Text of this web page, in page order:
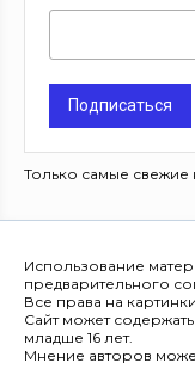
Подписаться
Только самые свежие
Использование
предварительного
Все права на
Сайт может
младше 16 лет.
Мнение авторов